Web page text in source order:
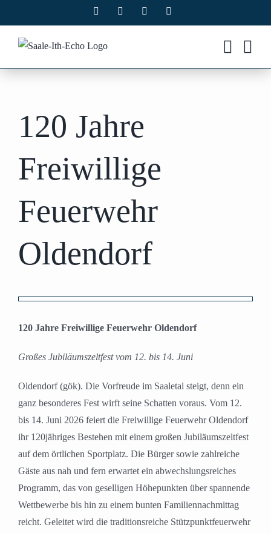
Inhalt
springen
Facebook Instagram
120 Jahre
Freiwillige
Feuerwehr
Oldendorf
grösseres
120 Jahre Freiwillige Feuerwehr Oldendorf
Großes Jubiläumszeltfest vom 12. bis 14. Juni
Oldendorf (gök). Die Vorfreude im Saaletal steigt, denn ein
ganz besonderes Fest wirft seine Schatten voraus. Vom 12.
bis 14. Juni 2026 feiert die Freiwillige Feuerwehr Oldendorf
ihr 120jähriges Bestehen mit einem großen Jubiläumszeltfest
auf dem örtlichen Sportplatz. Die Bürger sowie zahlreiche
Gäste aus nah und fern erwartet ein abwechslungsreiches
Programm, das von geselligen Höhepunkten über spannende
Wettbewerbe bis hin zu einem bunten Familiennachmittag
reicht. Geleitet wird die traditionsreiche Stützpunktfeuerwehr